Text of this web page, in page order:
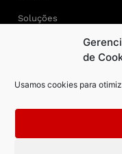
de
Usamos cookies para
Soluções
Central Press – todos